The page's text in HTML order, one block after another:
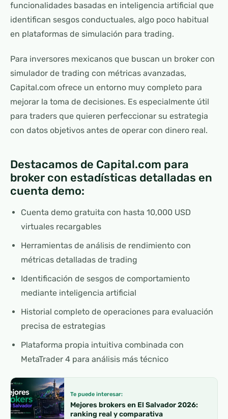
funcionalidades basadas en inteligencia artificial que
identifican sesgos conductuales, algo poco habitual
en plataformas de simulación para trading.
Para inversores mexicanos que buscan un broker con
simulador de trading con métricas avanzadas,
Capital.com ofrece un entorno muy completo para
mejorar la toma de decisiones. Es especialmente útil
para traders que quieren perfeccionar su estrategia
con datos objetivos antes de operar con dinero real.
Destacamos de Capital.com para
broker con estadísticas detalladas en
cuenta demo:
Cuenta demo gratuita con hasta 10,000 USD
virtuales recargables
Herramientas de análisis de rendimiento con
métricas detalladas de trading
Identificación de sesgos de comportamiento
mediante inteligencia artificial
Historial completo de operaciones para evaluación
precisa de estrategias
Plataforma propia intuitiva combinada con
MetaTrader 4 para análisis más técnico
Te puede interesar:
Mejores brokers en El Salvador 2026:
ranking real y comparativa